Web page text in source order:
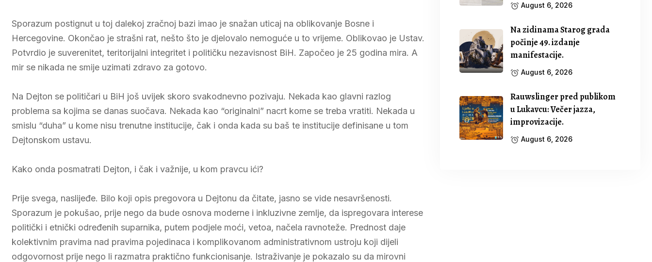
Sporazum postignut u toj dalekoj zračnoj bazi imao je snažan uticaj na oblikovanje Bosne i
Hercegovine. Okončao je strašni rat, nešto što je djelovalo nemoguće u to vrijeme. Oblikovao je Ustav.
Potvrdio je suverenitet, teritorijalni integritet i političku nezavisnost BiH. Započeo je 25 godina mira. A
mir se nikada ne smije uzimati zdravo za gotovo.
Na Dejton se političari u BiH još uvijek skoro svakodnevno pozivaju. Nekada kao glavni razlog
problema sa kojima se danas suočava. Nekada kao “originalni” nacrt kome se treba vratiti. Nekada u
smislu “duha” u kome nisu trenutne institucije, čak i onda kada su baš te institucije definisane u tom
Dejtonskom ustavu.
Kako onda posmatrati Dejton, i čak i važnije, u kom pravcu ići?
Prije svega, naslijeđe. Bilo koji opis pregovora u Dejtonu da čitate, jasno se vide nesavršenosti.
Sporazum je pokušao, prije nego da bude osnova moderne i inkluzivne zemlje, da ispregovara interese
politički i etnički određenih suparnika, putem podjele moći, vetoa, načela ravnoteže. Prednost daje
kolektivnim pravima nad pravima pojedinaca i komplikovanom administrativnom ustroju koji dijeli
odgovornost prije nego li razmatra praktično funkcionisanje. Istraživanje je pokazalo su da mirovni
August 6, 2026
Na zidinama Starog grada
počinje 49. izdanje
manifestacije.
August 6, 2026
Rauwslinger pred publikom
u Lukavcu: Večer jazza,
improvizacije.
August 6, 2026